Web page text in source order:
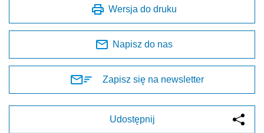
Wersja do druku
Napisz do nas
Zapisz się na newsletter
Udostępnij